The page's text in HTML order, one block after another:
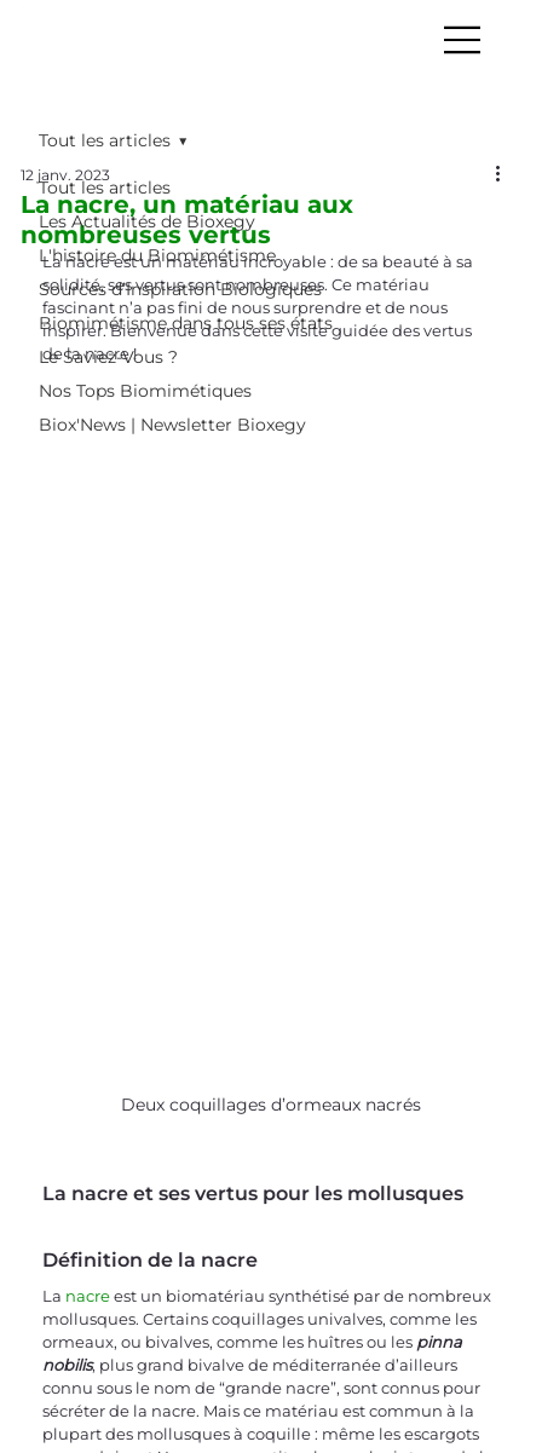
Tout les articles
Les Actualités de Bioxegy
L'histoire du Biomimétisme
Sources d’Inspiration Biologiques
Biomimétisme dans tous ses états
Le Saviez-Vous ?
Nos Tops Biomimétiques
Biox'News | Newsletter Bioxegy
Tout les articles
La nacre, un matériau aux
nombreuses vertus
12 janv. 2023
La nacre est un matériau incroyable : de sa beauté à sa
solidité, ses vertus sont nombreuses. Ce matériau
fascinant n’a pas fini de nous surprendre et de nous
inspirer. Bienvenue dans cette visite guidée des vertus
de la nacre !
Deux coquillages d’ormeaux nacrés
La nacre et ses vertus pour les mollusques
Définition de la nacre
La nacre est un biomatériau synthétisé par de nombreux
mollusques. Certains coquillages univalves, comme les
ormeaux, ou bivalves, comme les huîtres ou les pinna
nobilis, plus grand bivalve de méditerranée d’ailleurs
connu sous le nom de “grande nacre”, sont connus pour
sécréter de la nacre. Mais ce matériau est commun à la
plupart des mollusques à coquille : même les escargots